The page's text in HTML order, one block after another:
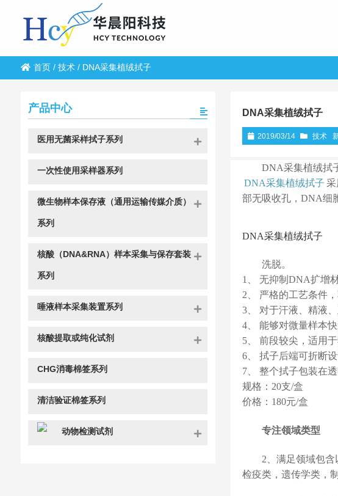
首页/ 技术/ DNA采集植绒拭子
DNA采集植绒拭子
2019/03/14 技术
DNA采集植绒拭
DNA采集植绒拭子 采
部无吸收孔，DNA细
DNA采集植绒拭子
洗脱。
1、 无抑制DNA扩增
2、 严格的工艺条件
3、 对于汗液、精液
4、 能够对微量样本
5、 前段较尖，适用
6、 拭子后端可折断
7、 整个拭子包装在
规格：20支/盒
价格：180元/盒
专注领域类型
2、满足领域包
检疫类，遗传学类，
产品中心
医用无菌采样拭子系列
一次性使用采样器系列
微生物样本保存液（通用运输传媒介质）
系列
核酸（DNA&RNA）样本采集与保存套装
系列
唾液样本采集装置系列
核酸提取或纯化试剂
CHG消毒棉签系列
清洁验证棉签系列
动物检测试剂